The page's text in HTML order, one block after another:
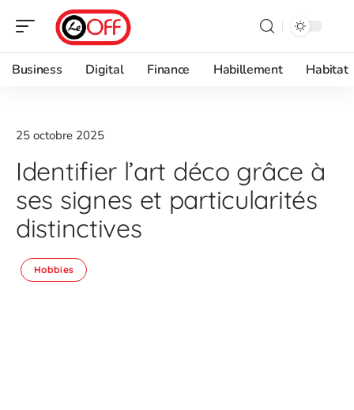
Business Digital Finance Habillement Habitat
25 octobre 2025
Identifier l’art déco grâce à
ses signes et particularités
distinctives
Hobbies